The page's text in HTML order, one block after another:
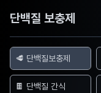
단백질 보충제
🥩 단백질보충제
🍫 단백질 간식